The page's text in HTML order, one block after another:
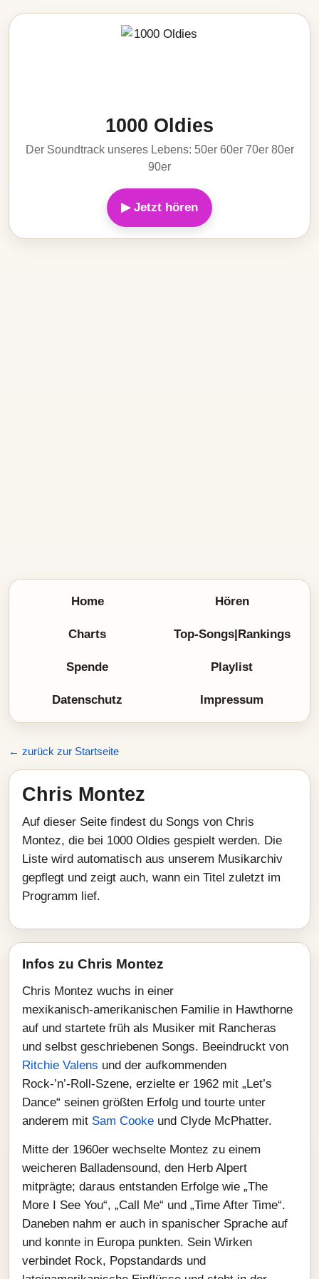
1000 Oldies
Der Soundtrack unseres Lebens: 50er 60er 70er 80er
90er
▶ Jetzt hören
Home Hören
Charts Top-Songs|Rankings
Spende Playlist
Datenschutz Impressum
← zurück zur Startseite
Chris Montez
Auf dieser Seite findest du Songs von Chris
Montez, die bei 1000 Oldies gespielt werden. Die
Liste wird automatisch aus unserem Musikarchiv
gepflegt und zeigt auch, wann ein Titel zuletzt im
Programm lief.
Infos zu Chris Montez
Chris Montez wuchs in einer
mexikanisch‑amerikanischen Familie in Hawthorne
auf und startete früh als Musiker mit Rancheras
und selbst geschriebenen Songs. Beeindruckt von
Ritchie Valens und der aufkommenden
Rock‑’n’‑Roll‑Szene, erzielte er 1962 mit „Let’s
Dance“ seinen größten Erfolg und tourte unter
anderem mit Sam Cooke und Clyde McPhatter.
Mitte der 1960er wechselte Montez zu einem
weicheren Balladensound, den Herb Alpert
mitprägte; daraus entstanden Erfolge wie „The
More I See You“, „Call Me“ und „Time After Time“.
Daneben nahm er auch in spanischer Sprache auf
und konnte in Europa punkten. Sein Wirken
verbindet Rock, Popstandards und